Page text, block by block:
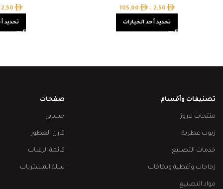
2,50
–
105,00
تحديد أحد الخيارات
2,50
تحديد
تصنيفات وأقسام
منتجات لاروز
زيوت عطرية
خدمات التصنيع
زجاجات وأغطية وبخاخات
مواد التصنيع
صفحات
حسابي
قارن العطور
قائمة الرغبات
سلة المشتريات